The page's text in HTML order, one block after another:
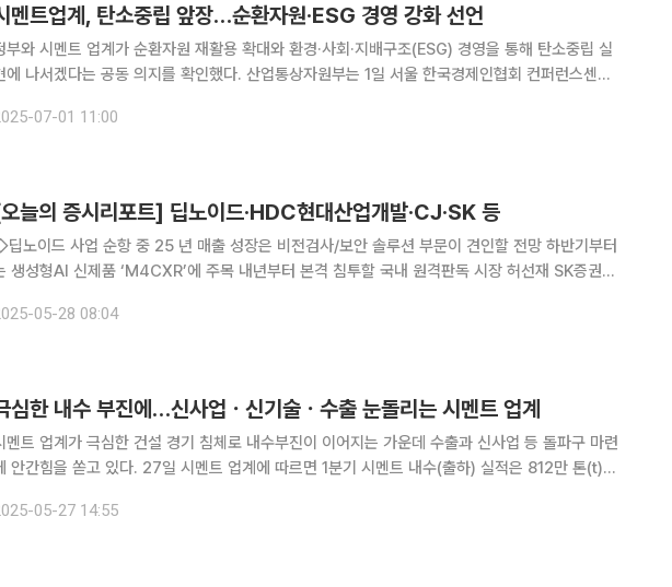
멘트업계, 탄소중립 앞장…순환자원·ESG 경영 강화 선언
부와 시멘트 업계가 순환자원 재활용 확대와 환경·사회·지배구조(ESG) 경영을 통해 탄소중립 실
나서겠다는 공동 의지를 확인했다. 산업통상자원부는 1일 서울 한국경제인협회 컨퍼런스센터
07-01 11:00
늘의 증시리포트] 딥노이드·HDC현대산업개발·CJ·SK 등
노이드 사업 순항 중 25 년 매출 성장은 비전검사/보안 솔루션 부문이 견인할 전망 하반기부터
생성형AI 신제품 ‘M4CXR’에 주목 내년부터 본격 침투할 국내 원격판독 시장 허선재 SK증권
년까지 확보된 탑라인/수익성 성장 조정현 IBK ◇대웅
05-28 08:04
심한 내수 부진에…신사업ㆍ신기술ㆍ수출 눈돌리는 시멘트 업계
멘트 업계가 극심한 건설 경기 침체로 내수부진이 이어지는 가운데 수출과 신사업 등 돌파구 마련
힘을 쏟고 있다. 27일 시멘트 업계에 따르면 1분기 시멘트 내수(출하) 실적은 812만 톤(t)으
톤, 2008년 글로벌 금융위기 당시 986만
05-27 14:55